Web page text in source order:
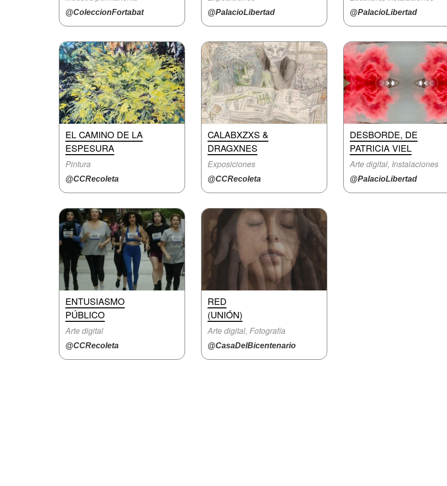
@ColeccionFortabat @PalacioLibertad @PalacioLibertad
EL CAMINO DE LA
ESPESURA
Pintura
@CCRecoleta
CALABXZXS &
DRAGXNES
Exposiciones
@CCRecoleta
DESBORDE, DE
PATRICIA VIEL
Arte digital, Instalaciones
@PalacioLibertad
ENTUSIASMO
PÚBLICO
Arte digital
@CCRecoleta
RED
(UNIÓN)
Arte digital, Fotografía
@CasaDelBicentenario